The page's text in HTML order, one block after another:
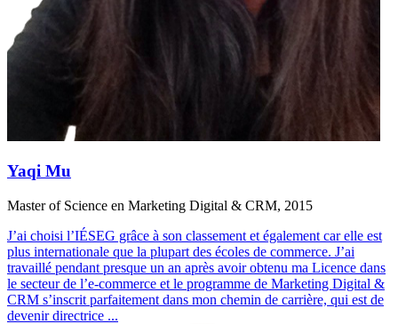
Yaqi Mu
Master of Science en Marketing Digital & CRM, 2015
J’ai choisi l’IÉSEG grâce à son classement et également car elle est
plus internationale que la plupart des écoles de commerce. J’ai
travaillé pendant presque un an après avoir obtenu ma Licence dans
le secteur de l’e-commerce et le programme de Marketing Digital &
CRM s’inscrit parfaitement dans mon chemin de carrière, qui est de
devenir directrice ...